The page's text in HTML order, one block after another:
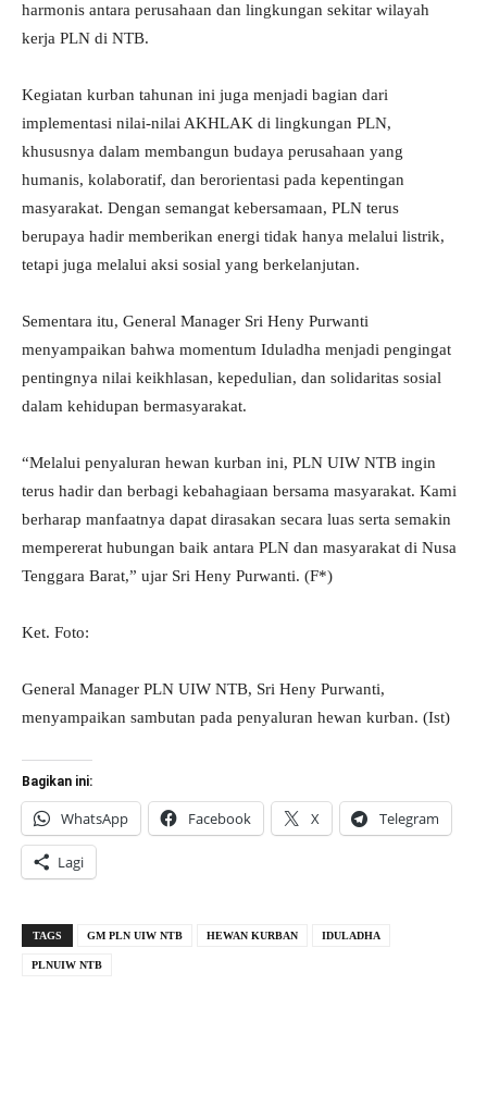
harmonis antara perusahaan dan lingkungan sekitar wilayah
kerja PLN di NTB.
Kegiatan kurban tahunan ini juga menjadi bagian dari
implementasi nilai-nilai AKHLAK di lingkungan PLN,
khususnya dalam membangun budaya perusahaan yang
humanis, kolaboratif, dan berorientasi pada kepentingan
masyarakat. Dengan semangat kebersamaan, PLN terus
berupaya hadir memberikan energi tidak hanya melalui listrik,
tetapi juga melalui aksi sosial yang berkelanjutan.
Sementara itu, General Manager Sri Heny Purwanti
menyampaikan bahwa momentum Iduladha menjadi pengingat
pentingnya nilai keikhlasan, kepedulian, dan solidaritas sosial
dalam kehidupan bermasyarakat.
“Melalui penyaluran hewan kurban ini, PLN UIW NTB ingin
terus hadir dan berbagi kebahagiaan bersama masyarakat. Kami
berharap manfaatnya dapat dirasakan secara luas serta semakin
mempererat hubungan baik antara PLN dan masyarakat di Nusa
Tenggara Barat,” ujar Sri Heny Purwanti. (F*)
Ket. Foto:
General Manager PLN UIW NTB, Sri Heny Purwanti,
menyampaikan sambutan pada penyaluran hewan kurban. (Ist)
Bagikan ini:
WhatsApp Facebook X Telegram
Lagi
TAGS GM PLN UIW NTB HEWAN KURBAN IDULADHA
PLNUIW NTB